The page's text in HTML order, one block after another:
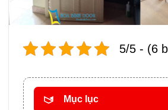
5/5 - (6
Mục lục